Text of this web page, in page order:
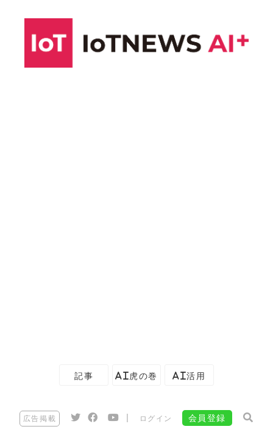
記事 AI虎の巻 AI活用
広告掲載 ログイン 会員登録